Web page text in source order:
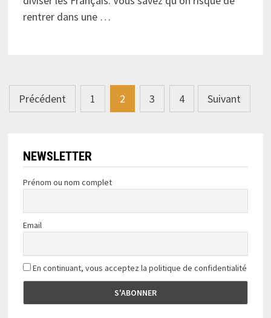
rentrer dans une …
Navigation
des
Précédent 1 2 3 4 Suivant
NEWSLETTER
Prénom ou nom complet
Email
En continuant, vous acceptez la politique de confidentialité